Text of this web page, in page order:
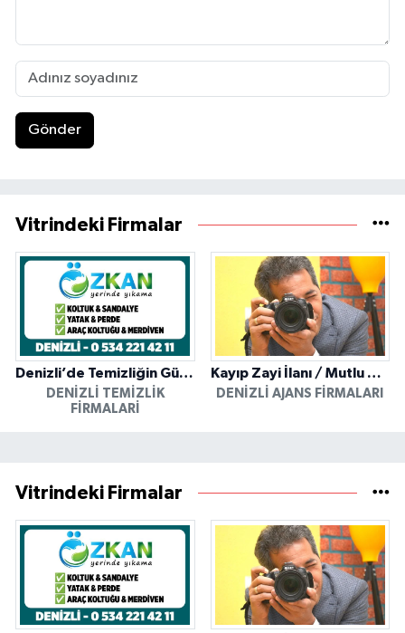
Gönder
Vitrindeki Firmalar
Denizli’de Temizliğin Güvenilir Adresi: Özkan Yerinde Yıkama
DENIZLI TEMIZLIK
FIRMALARI
Kayıp Zayi İlanı / Mutlu Ajans / Denizli
DENIZLI AJANS FIRMALARI
Vitrindeki Firmalar